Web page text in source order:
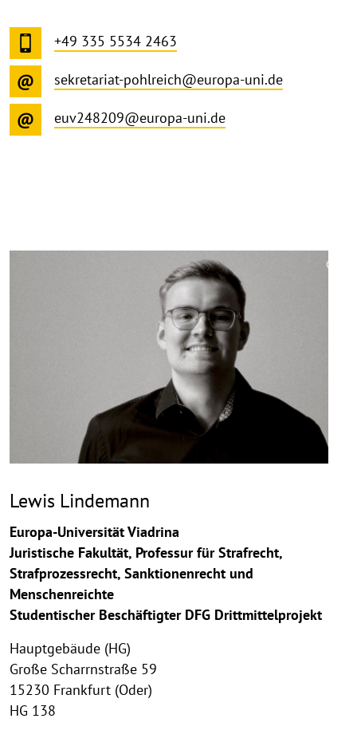
+49 335 5534 2463
sekretariat-pohlreich@europa-uni.de
euv248209@europa-uni.de
©
Lewis Lindemann
Europa-Universität Viadrina
Juristische Fakultät, Professur für Strafrecht,
Strafprozessrecht, Sanktionenrecht und
Menschenreichte
Studentischer Beschäftigter DFG Drittmittelprojekt
Hauptgebäude (HG)
Große Scharrnstraße 59
15230 Frankfurt (Oder)
HG 138